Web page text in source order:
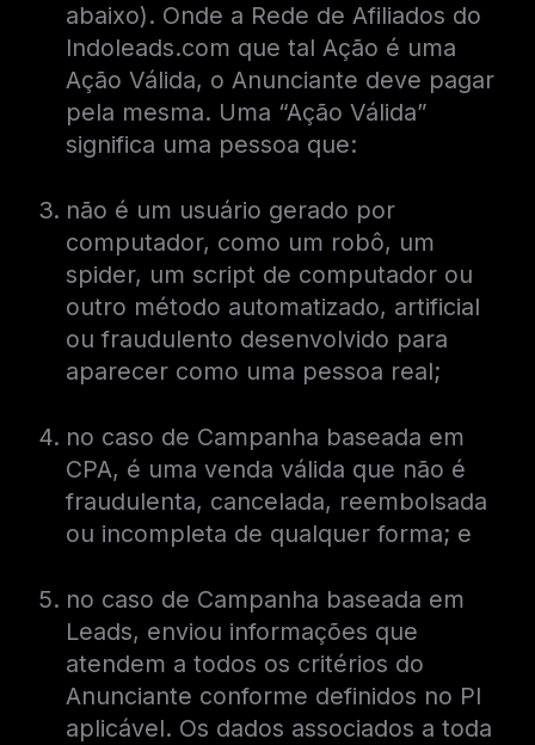
abaixo). Onde a Rede de Afiliados do
Indoleads.com que tal Ação é uma
Ação Válida, o Anunciante deve pagar
pela mesma. Uma “Ação Válida”
significa uma pessoa que:
não é um usuário gerado por
computador, como um robô, um
spider, um script de computador ou
outro método automatizado, artificial
ou fraudulento desenvolvido para
aparecer como uma pessoa real;
no caso de Campanha baseada em
CPA, é uma venda válida que não é
fraudulenta, cancelada, reembolsada
ou incompleta de qualquer forma; e
no caso de Campanha baseada em
Leads, enviou informações que
atendem a todos os critérios do
Anunciante conforme definidos no PI
aplicável. Os dados associados a toda